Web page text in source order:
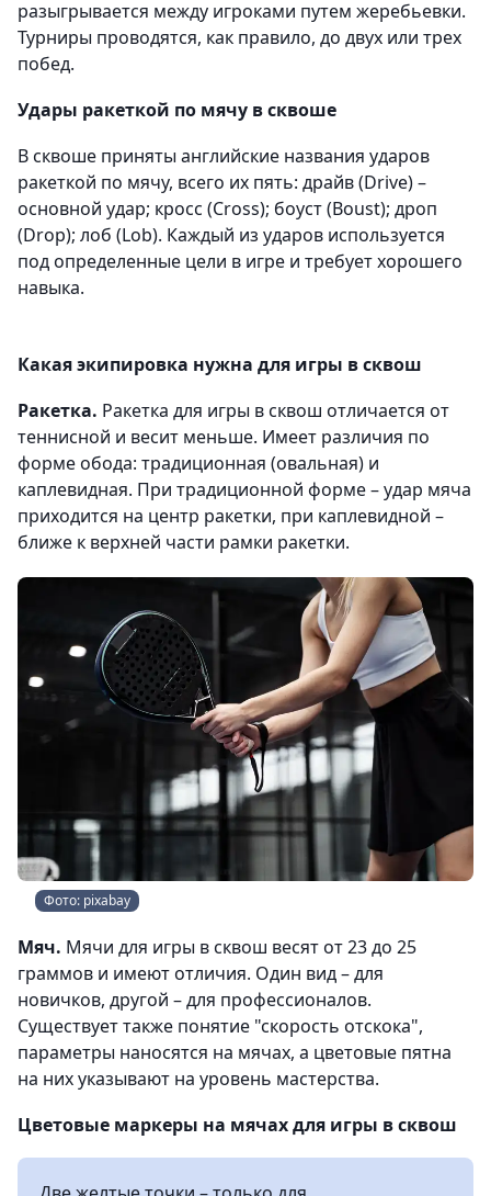
разыгрывается между игроками путем жеребьевки.
Турниры проводятся, как правило, до двух или трех
побед.
Удары ракеткой по мячу в сквоше
В сквоше приняты английские названия ударов
ракеткой по мячу, всего их пять: драйв (Drive) –
основной удар; кросс (Cross); боуст (Boust); дроп
(Drop); лоб (Lob). Каждый из ударов используется
под определенные цели в игре и требует хорошего
навыка.
Какая экипировка нужна для игры в сквош
Ракетка. Ракетка для игры в сквош отличается от
теннисной и весит меньше. Имеет различия по
форме обода: традиционная (овальная) и
каплевидная. При традиционной форме – удар мяча
приходится на центр ракетки, при каплевидной –
ближе к верхней части рамки ракетки.
Фото: pixabay
Мяч. Мячи для игры в сквош весят от 23 до 25
граммов и имеют отличия. Один вид – для
новичков, другой – для профессионалов.
Существует также понятие "скорость отскока",
параметры наносятся на мячах, а цветовые пятна
на них указывают на уровень мастерства.
Цветовые маркеры на мячах для игры в сквош